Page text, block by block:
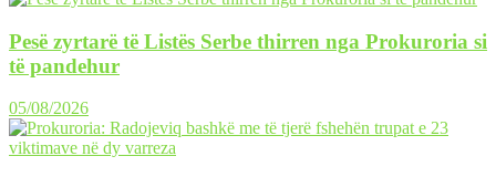
Pesë zyrtarë të Listës Serbe thirren nga Prokuroria si
të pandehur
05/08/2026